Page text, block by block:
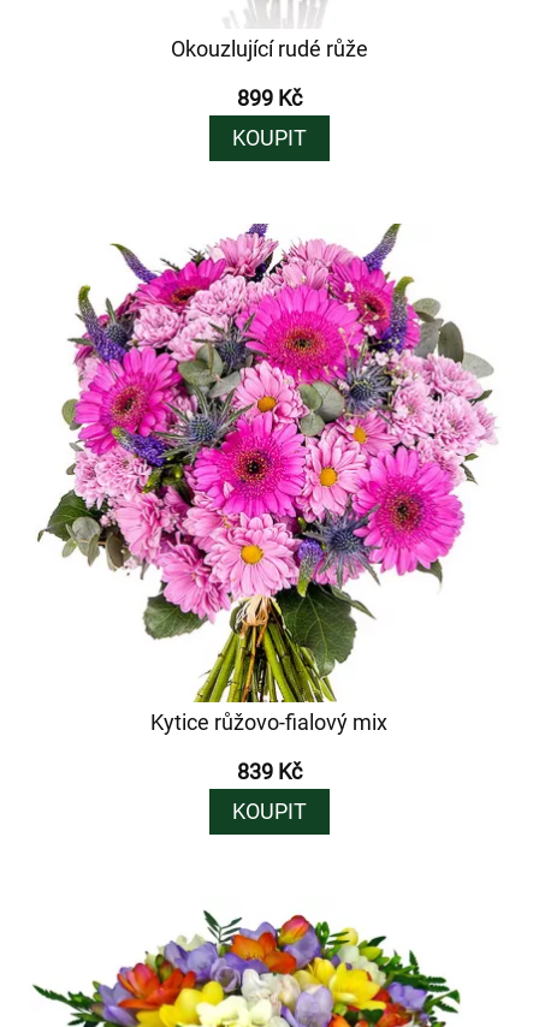
Okouzlující rudé růže
899 Kč
KOUPIT
Kytice růžovo-fialový mix
839 Kč
KOUPIT